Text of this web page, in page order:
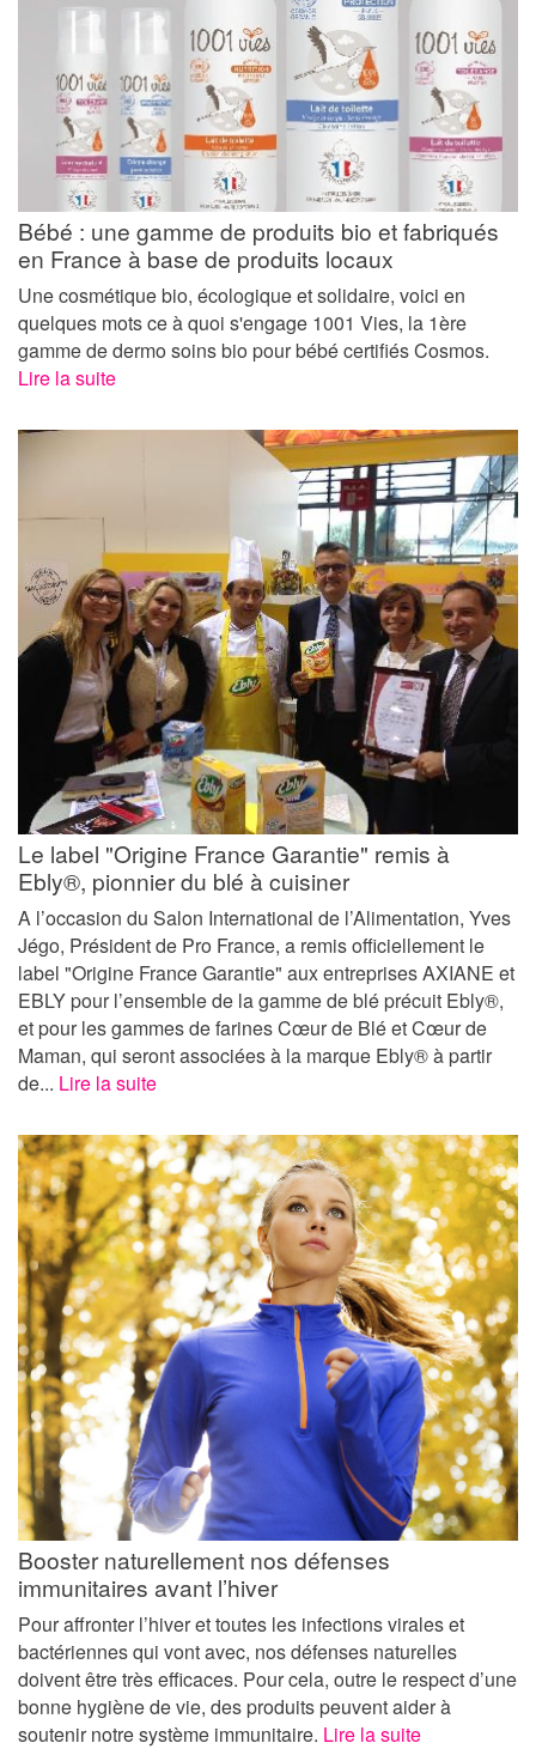
Bébé : une gamme de produits bio et fabriqués
en France à base de produits locaux
Une cosmétique bio, écologique et solidaire, voici en
quelques mots ce à quoi s'engage 1001 Vies, la 1ère
gamme de dermo soins bio pour bébé certifiés Cosmos.
Lire la suite
Le label "Origine France Garantie" remis à
Ebly®, pionnier du blé à cuisiner
A l’occasion du Salon International de l’Alimentation, Yves
Jégo, Président de Pro France, a remis officiellement le
label "Origine France Garantie" aux entreprises AXIANE et
EBLY pour l’ensemble de la gamme de blé précuit Ebly®,
et pour les gammes de farines Cœur de Blé et Cœur de
Maman, qui seront associées à la marque Ebly® à partir
de... Lire la suite
Booster naturellement nos défenses
immunitaires avant l’hiver
Pour affronter l’hiver et toutes les infections virales et
bactériennes qui vont avec, nos défenses naturelles
doivent être très efficaces. Pour cela, outre le respect d’une
bonne hygiène de vie, des produits peuvent aider à
soutenir notre système immunitaire. Lire la suite